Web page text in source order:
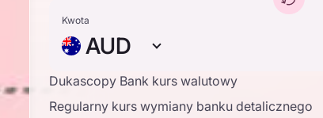
Kwota
AUD
Dukascopy Bank kurs walutowy
Regularny kurs wymiany banku detalicznego